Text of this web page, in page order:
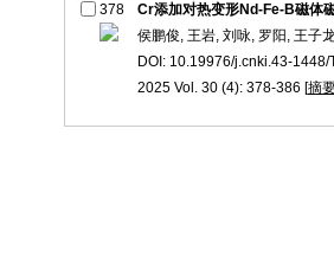
378
Cr添加对热变形Nd-Fe-B磁体
侯鹏俊, 王岩, 刘咏, 罗阳, 王子
DOI: 10.19976/j.cnki.43-1448/
2025 Vol. 30 (4): 378-386 [摘